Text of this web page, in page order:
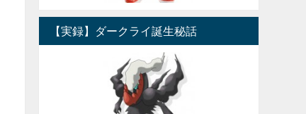
【実録】ダークライ誕生秘話